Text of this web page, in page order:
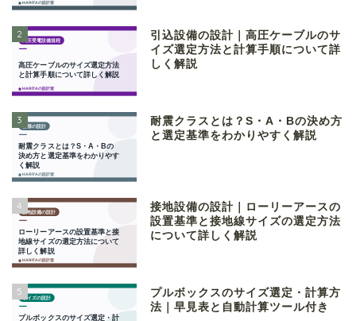
2
引込設備の設計｜高圧ケーブルのサ
イズ選定方法と計算手順について詳
しく解説
3
耐震クラスとは？S・A・Bの決め方
と選定基準をわかりやすく解説
4
接地設備の設計｜ローリーアースの
設置基準と接地線サイズの選定方法
について詳しく解説
5
プルボックスのサイズ選定・計算方
法｜早見表と自動計算ツール付き